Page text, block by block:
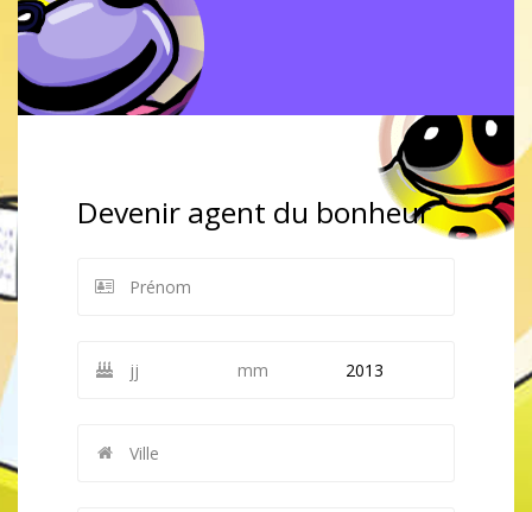
Devenir agent du bonheur